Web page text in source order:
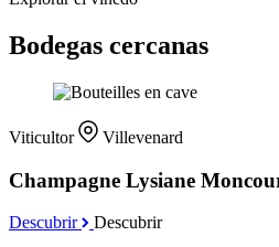
Bodegas cercanas
Viticultor Villevenard
Champagne Lysiane
Descubrir Descubrir